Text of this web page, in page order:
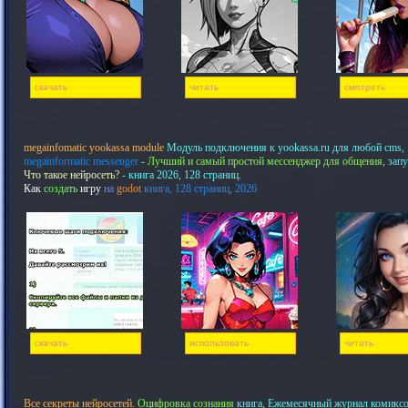
скачать читать смотреть
megainfomatic yookassa module Модуль подключения к yookassa.ru для любой cms,
megainformatic messenger - Лучший и самый простой мессенджер для общения,
Что такое нейросеть? - книга 2026, 128 страниц.
Как создать игру на godot книга, 128 страниц, 2026
скачать использовать читать
Все секреты нейросетей. Оцифровка сознания книга, Ежемесячный журнал